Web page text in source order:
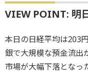
VIEW POINT: 明
本日の日経平均は203
銀で大規模な預金流出
市場が大幅下落となっ